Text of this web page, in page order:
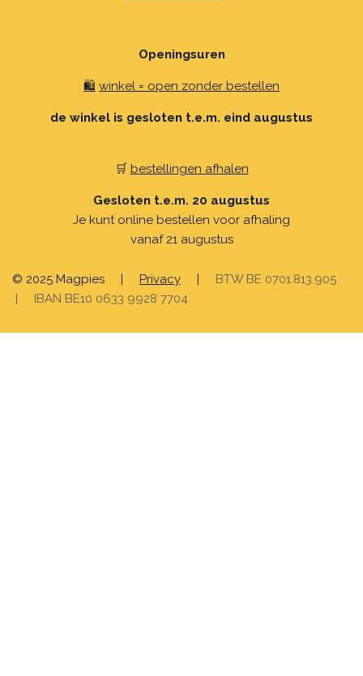
Openingsuren
🛍️ winkel = open zonder bestellen
de winkel is gesloten t.e.m. eind augustus
🛒 bestellingen afhalen
Gesloten t.e.m. 20 augustus
Je kunt online bestellen voor afhaling
vanaf 21 augustus
© 2025 Magpies | Privacy | BTW BE 0701.813.905
| IBAN BE10 0633 9928 7704